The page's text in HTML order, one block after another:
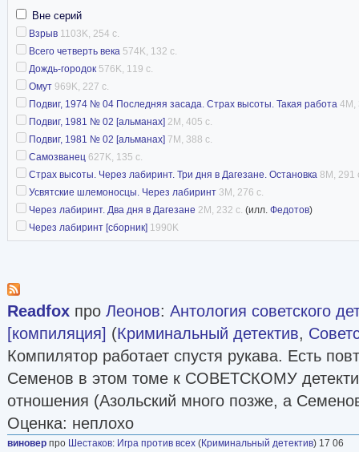
Вне серий
Взрыв 1103K, 254 с.
Всего четверть века 574K, 132 с.
Дождь-городок 576K, 119 с.
Омут 969K, 227 с.
Подвиг, 1974 № 04 Последняя засада. Страх высоты. Такая работа 4M,
Подвиг, 1981 № 02 [альманах] 2M, 405 с.
Подвиг, 1981 № 02 [альманах] 7M, 388 с.
Самозванец 627K, 135 с.
Страх высоты. Через лабиринт. Три дня в Дагезане. Остановка 8M, 291
Усвятские шлемоносцы. Через лабиринт 3M, 276 с.
Через лабиринт. Два дня в Дагезане 2M, 232 с. (илл. Федотов)
Через лабиринт [сборник] 1990K
Readfox про Леонов: Антология советского
[компиляция] (Криминальный детектив,
Компилятор работает спустя рукава. Есть
Семенов в этом томе к СОВЕТСКОМУ
отношения (Азольский много позже, а
Оценка: неплохо
виновер про Шестаков: Игра против всех (Криминальный детектив) 17 06